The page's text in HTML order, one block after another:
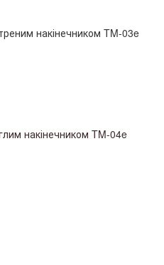
накінечником TM-03e